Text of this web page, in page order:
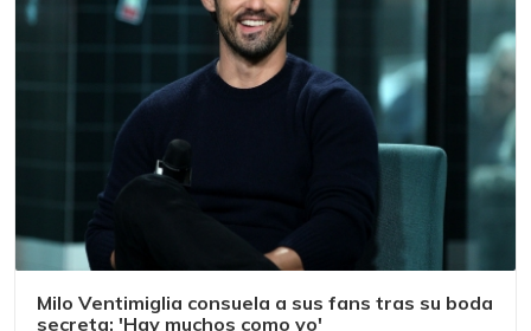
Milo Ventimiglia consuela a sus fans tras su boda
secreta: 'Hay muchos como yo'